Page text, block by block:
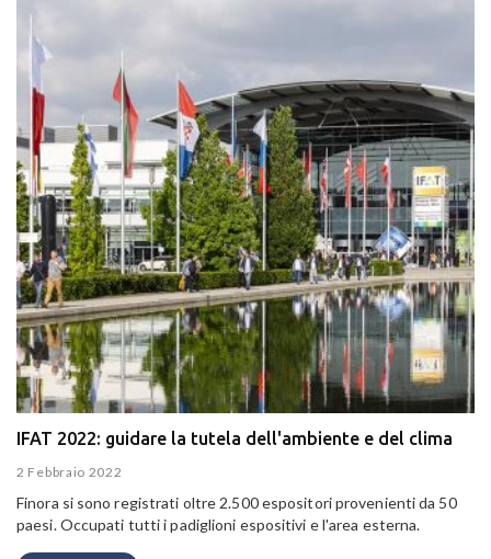
IFAT 2022: guidare la tutela dell'ambiente e del clima
2 Febbraio 2022
Finora si sono registrati oltre 2.500 espositori provenienti da 50
paesi. Occupati tutti i padiglioni espositivi e l'area esterna.